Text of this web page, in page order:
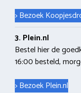
> Bezoek
3. Plein.nl
Bestel hier de
16:00 besteld,
> Bezoek Plein.nl